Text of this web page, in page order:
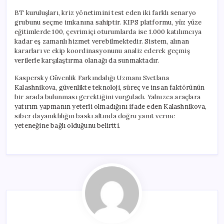
BT kuruluşları, kriz yönetimini test eden iki farklı senaryo
grubunu seçme imkanına sahiptir. KIPS platformu, yüz yüze
eğitimlerde 100, çevrimiçi oturumlarda ise 1.000 katılımcıya
kadar eş zamanlı hizmet verebilmektedir. Sistem, alınan
kararları ve ekip koordinasyonunu analiz ederek geçmiş
verilerle karşılaştırma olanağı da sunmaktadır.
Kaspersky Güvenlik Farkındalığı Uzmanı Svetlana
Kalashnikova, güvenlikte teknoloji, süreç ve insan faktörünün
bir arada bulunması gerektiğini vurguladı. Yalnızca araçlara
yatırım yapmanın yeterli olmadığını ifade eden Kalashnikova,
siber dayanıklılığın baskı altında doğru yanıt verme
yeteneğine bağlı olduğunu belirtti.